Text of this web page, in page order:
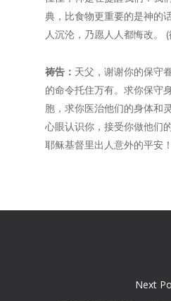
典，比食物更重要的是神的
人沉沦，乃愿人人都悔改。 (
祷告： 天父，谢谢你的保守
的命令托住万有。求你保守
胞，求你医治他们的身体和
心眼认识你，接受你做他们
耶稣基督里出人意外的平安
Next